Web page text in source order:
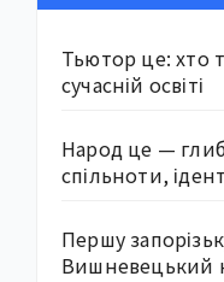
Тьютор це: хто
сучасній освіті
Народ це —
спільноти,
Першу
Вишневецький